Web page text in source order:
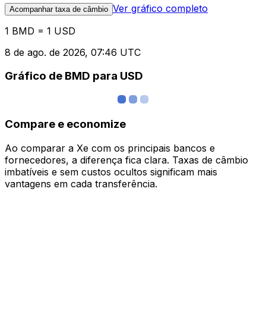
Acompanhar taxa de câmbio Ver gráfico completo
1 BMD = 1 USD
8 de ago. de 2026, 07:46 UTC
Gráfico de BMD para USD
Compare e economize
Ao comparar a Xe com os principais bancos e
fornecedores, a diferença fica clara. Taxas de câmbio
imbatíveis e sem custos ocultos significam mais
vantagens em cada transferência.